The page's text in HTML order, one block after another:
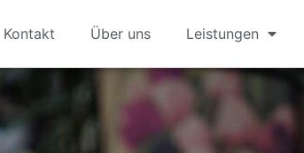
Kontakt Über uns Leistungen